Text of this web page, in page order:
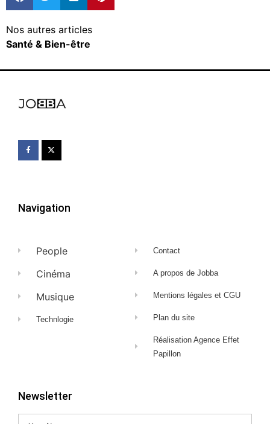
Nos autres articles
Santé & Bien-être
Navigation
People
Cinéma
Musique
Technlogie
Contact
A propos de Jobba
Mentions légales et CGU
Plan du site
Réalisation Agence Effet
Papillon
Newsletter